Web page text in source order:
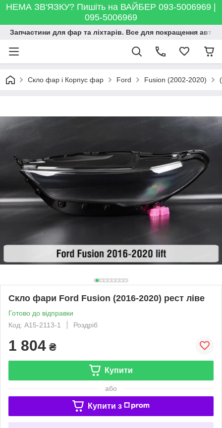
НЕМА ЗВ'ЯЗКУ? Пишіть на ВАЙБЕР 093-5006969 |
095-5006969
Запчастини для фар та ліхтарів. Все для покращення
Скло фар і Корпус фар Ford Fusion (2002-2020)
Скло фари Ford Fusion (2016-2020) рест ліве
Готово до відправки
Код: A15-2113-1
Роздріб
1 804 ₴
Купити
або
Купити з